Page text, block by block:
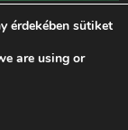
működésének
támogatási
támogatta az
érdekében sütiket
are using or